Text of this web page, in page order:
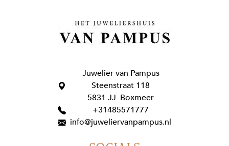
Juwelier van Pampus
Steenstraat 118
5831 JJ Boxmeer
+31485571777
info@juweliervanpampus.nl